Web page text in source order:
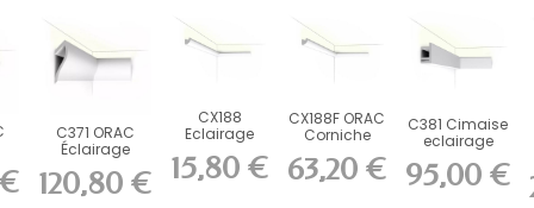
C371 ORAC
Éclairage
indirect
Purotouch...
120,80 €
CX188
Eclairage
indirect
Durofoam
L200 x...
15,80 €
CX188F ORAC
Corniche
flexible
Durofoam...
63,20 €
C381 Cimaise
eclairage
indirect
plafond...
95,00 €